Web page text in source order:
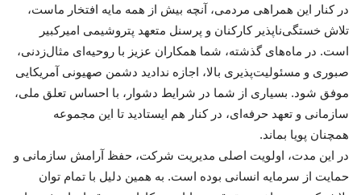
در کنار این همراهی مردمی، آنچه بیش از همه مایه افتخار ماست،
تلاش خستگی‌ناپذیر کارکنان و پرسنل متعهد پتروشیمی امیرکبیر
است. در ماه‌های گذشته، شما همکاران عزیز با روحیه‌ای مثال‌زدنی،
صبوری و مسئولیت‌پذیری بالا، اجازه ندادید دشمن صهیونی آمریکایی
موفق شود. بسیاری از شما در شرایط دشوار، با احساس تعلق ملی،
سازمانی و تعهد حرفه‌ای، در کنار هم ایستادید تا این مجموعه
همچنان پویا بماند.
در این مدت، اولویت اصلی مدیریت شرکت، حفظ آرامش سازمانی و
حمایت از سرمایه انسانی بوده است. به همین دلیل با تمام توان